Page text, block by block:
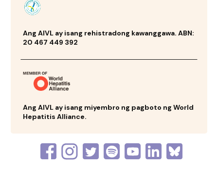
Ang AIVL ay isang rehistradong kawanggawa. ABN:
20 467 449 392
Ang AIVL ay isang miyembro ng pagboto ng World
Hepatitis Alliance.